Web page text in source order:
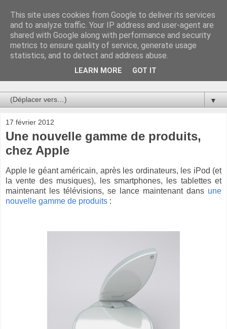
Au bistro !
La connerie étant le seul chemin susceptible de nous faire
entrevoir une parcelle de vérité, utilisons la par des moyens
de communication efficaces. Le temps qu'on remplisse nos
▼
17 février 2012
Une nouvelle gamme de produits,
chez Apple
Apple le géant américain, après les ordinateurs, les iPod (et
la vente des musiques), les smartphones, les tablettes et
maintenant les télévisions, se lance maintenant dans une
nouvelle gamme de produits :
This site uses cookies from Google to deliver its services
and to analyze traffic. Your IP address and user-agent are
shared with Google along with performance and security
metrics to ensure quality of service, generate usage
statistics, and to detect and address abuse.
LEARN MORE GOT IT